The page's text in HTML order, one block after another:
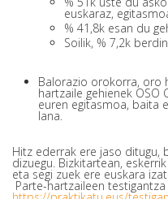
euskaraz,
% 41,8k esan du
Soilik, % 7,2k
Balorazio orokorra, oro
hartzaile gehienek OSO
euren egitasmoa, baita
lana.
Hitz ederrak ere jaso ditugu,
dizuegu. Bizkitartean,
eta segi zuek ere euskara
Parte-hartzaileen